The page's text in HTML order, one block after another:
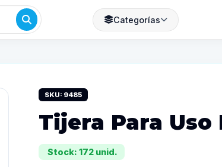
Categorías
SKU: 9485
Tijera Para Uso
Stock: 172 unid.